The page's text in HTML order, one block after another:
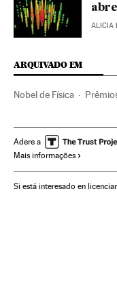
ALICIA
ARQUIVADO EM
Nobel de Física
Sociedade
Adere a
Mais informações
Si está interesado en